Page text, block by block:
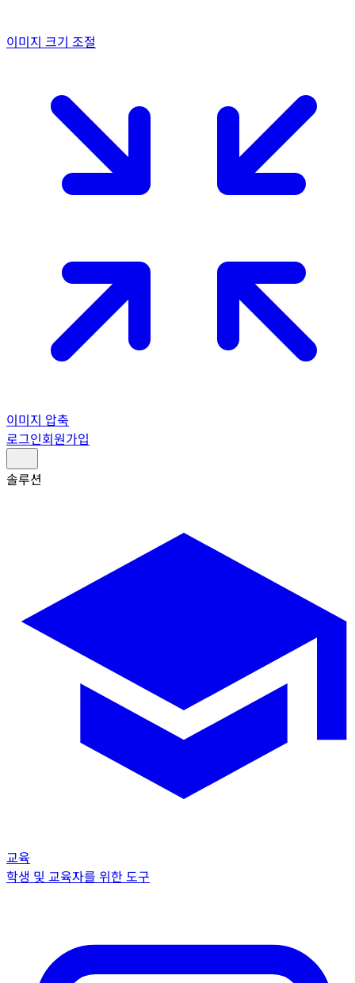
이미지 크기 조절
이미지 압축
로그인회원가입
솔루션
교육
학생 및 교육자를 위한 도구